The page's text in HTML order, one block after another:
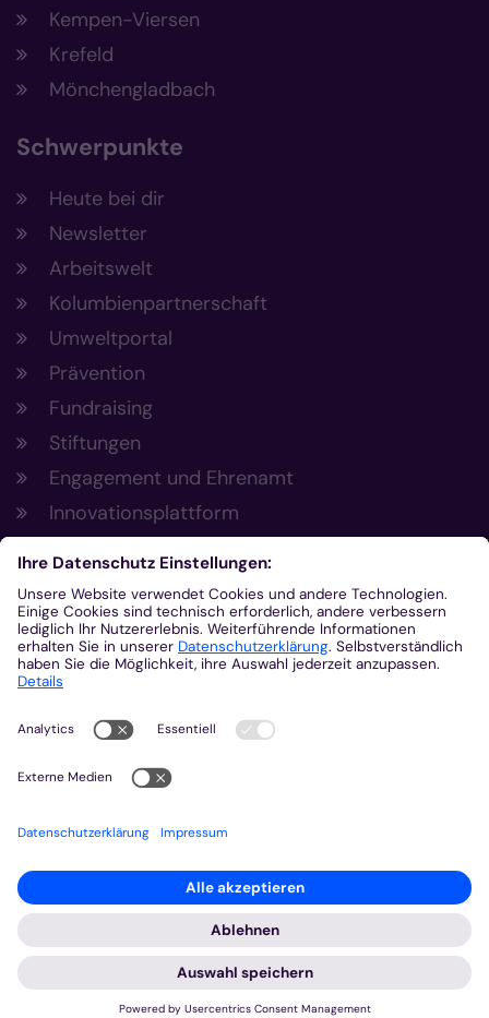
Kempen-Viersen
Krefeld
Mönchengladbach
Schwerpunkte
Heute bei dir
Newsletter
Arbeitswelt
Kolumbienpartnerschaft
Umweltportal
Prävention
Fundraising
Stiftungen
Engagement und Ehrenamt
Innovationsplattform
Aus der Plattform
Nachrichten
Veranstaltungen
Gottesdienste
Stellenangebote
Kirchenzeitung
Amtsblatt (Kirchlicher Anzeiger)
Rechtsdatenbank
Meldestelle gemäß Hinweisgeberschutzgesetz
2026 © Bistum Aachen
Impressum
Datenschutzerklärung